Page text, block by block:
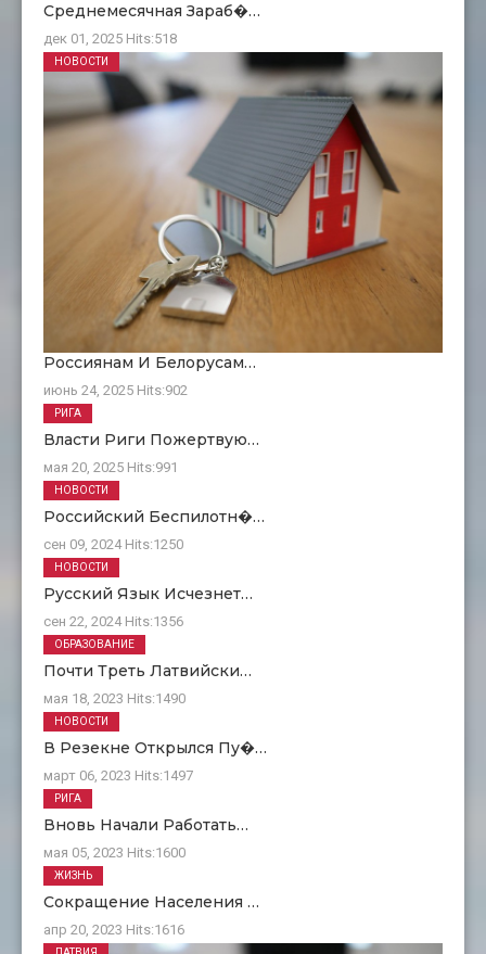
Среднемесячная Зараб�…
дек 01, 2025 Hits:518
Россиянам И Белорусам…
июнь 24, 2025 Hits:902
НОВОСТИ
Власти Риги Пожертвую…
мая 20, 2025 Hits:991
РИГА
Российский Беспилотн�…
сен 09, 2024 Hits:1250
НОВОСТИ
Русский Язык Исчезнет…
сен 22, 2024 Hits:1356
НОВОСТИ
Почти Треть Латвийски…
мая 18, 2023 Hits:1490
ОБРАЗОВАНИЕ
В Резекне Открылся Пу�…
март 06, 2023 Hits:1497
НОВОСТИ
Вновь Начали Работать…
мая 05, 2023 Hits:1600
РИГА
Сокращение Населения …
апр 20, 2023 Hits:1616
ЖИЗНЬ